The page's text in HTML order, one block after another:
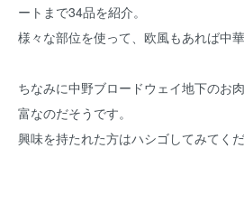
ートまで34品を紹介。
様々な部位を使って、欧風もあれば中
ちなみに中野ブロードウェイ地下のお
富なのだそうです。
興味を持たれた方はハシゴしてみてくだ